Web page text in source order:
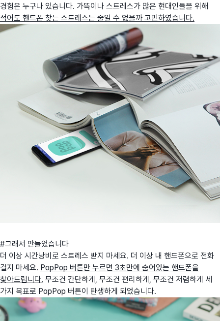
경험은 누구나 있습니다. 가뜩이나 스트레스가 많은 현대인들을 위해
적어도 핸드폰 찾는 스트레스는 줄일 수 없을까 고민하였습니다.
#그래서 만들었습니다
더 이상 시간낭비로 스트레스 받지 마세요. 더 이상 내 핸드폰으로 전화
걸지 마세요. PopPop 버튼만 누르면 3초만에 숨어있는 핸드폰을
찾아드립니다. 무조건 간단하게, 무조건 편리하게, 무조건 저렴하게 세
가지 목표로 PopPop 버튼이 탄생하게 되었습니다.